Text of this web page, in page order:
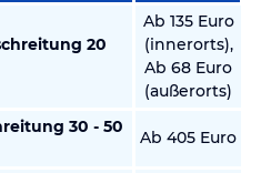
20
Ab 135 Euro
(innerorts),
Ab 68 Euro
(außerorts)
30 - 50
Ab 405 Euro